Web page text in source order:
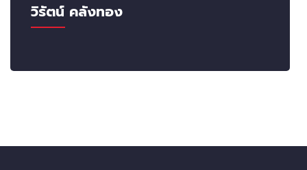
วิรัตน์ คลังทอง